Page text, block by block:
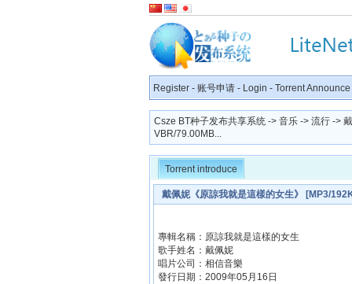
Register - 账号申请 - Login - Torrent Announce
Csze BT种子发布共享系统 -> 音乐 -> 流行 ->
VBR/79.00MB...
Torrent introduce
戴佩妮《原諒我就是這樣的女生》 [MP3/
專輯名稱：原諒我就是這樣的女生
歌手姓名：戴佩妮
唱片公司：相信音樂
發行日期：2009年05月16日